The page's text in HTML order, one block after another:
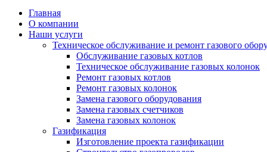
Главная
О компании
Наши услуги
Техническое обслуживание и ремонт газового
Обслуживание газовых котлов
Техническое обслуживание газовых колонок
Ремонт газовых котлов
Ремонт газовых колонок
Замена газового оборудования
Замена газовых счетчиков
Замена газовых колонок
Газификация
Изготовление проекта газификации